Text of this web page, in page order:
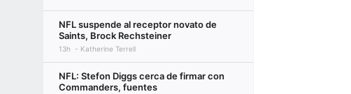
NFL suspende al receptor novato de
Saints, Brock Rechsteiner
13h Katherine Terrell
NFL: Stefon Diggs cerca de firmar con
Commanders, fuentes